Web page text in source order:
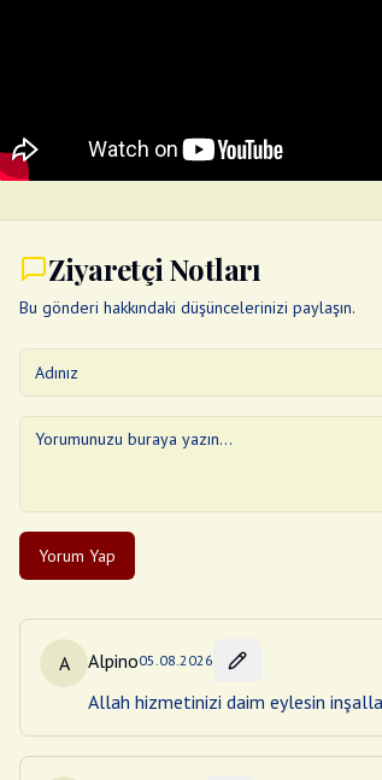
Ziyaretçi Notları
Bu gönderi hakkındaki düşüncelerinizi paylaşın.
Yorum Yap
A Alpino05.08.2026
Allah hizmetinizi daim eylesin